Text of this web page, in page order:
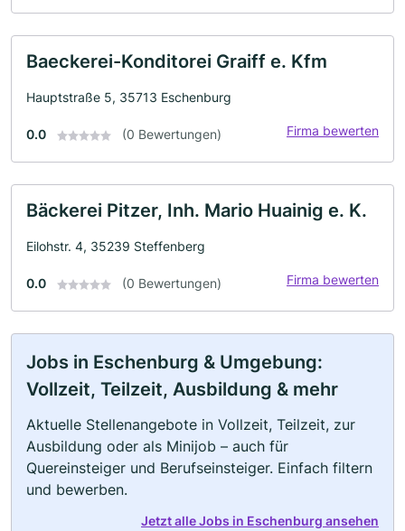
Baeckerei-Konditorei Graiff e. Kfm
Hauptstraße 5, 35713 Eschenburg
0.0 (0 Bewertungen) Firma bewerten
Bäckerei Pitzer, Inh. Mario Huainig e. K.
Eilohstr. 4, 35239 Steffenberg
0.0 (0 Bewertungen) Firma bewerten
Jobs in Eschenburg & Umgebung:
Vollzeit, Teilzeit, Ausbildung & mehr
Aktuelle Stellenangebote in Vollzeit, Teilzeit, zur
Ausbildung oder als Minijob – auch für
Quereinsteiger und Berufseinsteiger. Einfach filtern
und bewerben.
Jetzt alle Jobs in Eschenburg ansehen